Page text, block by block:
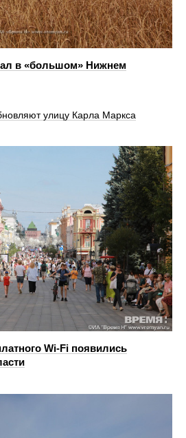
в «большом» Нижнем
улицу Карла Маркса
Wi-Fi появились